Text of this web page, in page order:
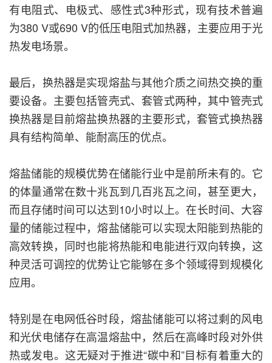
有电阻式、电极式、感性式3种形式，现有技术普遍
为380 V或690 V的低压电阻式加热器，主要应用于光
热发电场景。
最后，换热器是实现熔盐与其他介质之间热交换的重
要设备。主要包括管壳式、套管式两种，其中管壳式
换热器是目前熔盐换热器的主要形式，套管式换热器
具有结构简单、能耐高压的优点。
熔盐储能的规模优势在储能行业中是前所未有的。它
的体量通常在数十兆瓦到几百兆瓦之间，甚至更大，
而且存储时间可以达到10小时以上。在长时间、大容
量的储能过程中，熔盐储能可以实现太阳能到热能的
高效转换，同时也能将热能和电能进行双向转换，这
种灵活可调控的优势让它能够在多个领域得到规模化
应用。
特别是在电网低谷时段，熔盐储能可以将过剩的风电
和光伏电储存在高温熔盐中，然后在高峰时段对外供
热或发电。这无疑对于推进“碳中和”目标有着重大的